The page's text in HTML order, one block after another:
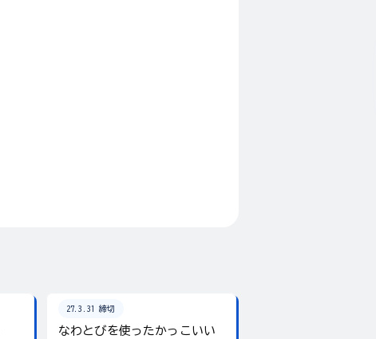
27.3.31 締切
なわとびを使ったかっこいい